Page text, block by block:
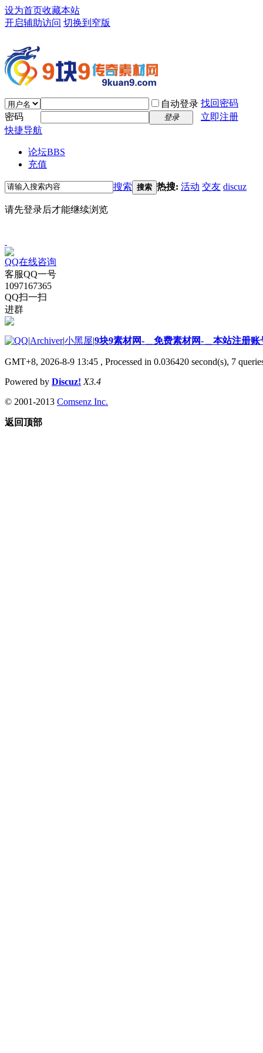
设为首页收藏本站
开启辅助访问 切换到窄版
自动登录 找回密码
密码
登录
立即注册
快捷导航
论坛BBS
充值
搜索 搜索 热搜: 活动 交友 discuz
请先登录后才能继续浏览
QQ在线咨询
客服QQ一号
1097167365
QQ扫一扫
进群
|Archiver|小黑屋|9块9素材网-＿免费素材网-＿本站注册账
GMT+8, 2026-8-9 13:45 , Processed in 0.036420 second(s), 7
Powered by Discuz! X3.4
© 2001-2013 Comsenz Inc.
返回顶部